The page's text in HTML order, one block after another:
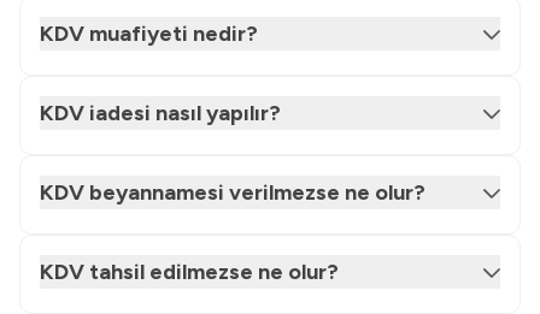
KDV muafiyeti nedir?
KDV iadesi nasıl yapılır?
KDV beyannamesi verilmezse ne olur?
KDV tahsil edilmezse ne olur?